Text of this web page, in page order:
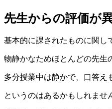
先生からの評価が
基本的に課されたものに関し
物静かなためほとんどの先生
多分授業中は静かで、口答え
というのはあるかもしれませ